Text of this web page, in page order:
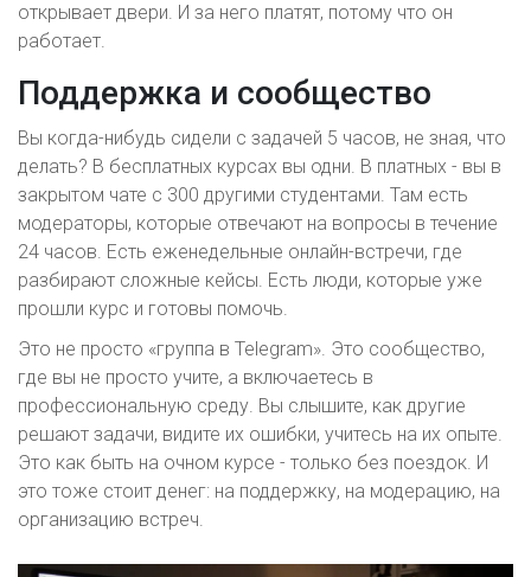
открывает двери. И за него платят, потому что он
работает.
Поддержка и сообщество
Вы когда-нибудь сидели с задачей 5 часов, не зная, что
делать? В бесплатных курсах вы одни. В платных - вы в
закрытом чате с 300 другими студентами. Там есть
модераторы, которые отвечают на вопросы в течение
24 часов. Есть еженедельные онлайн-встречи, где
разбирают сложные кейсы. Есть люди, которые уже
прошли курс и готовы помочь.
Это не просто «группа в Telegram». Это сообщество,
где вы не просто учите, а включаетесь в
профессиональную среду. Вы слышите, как другие
решают задачи, видите их ошибки, учитесь на их опыте.
Это как быть на очном курсе - только без поездок. И
это тоже стоит денег: на поддержку, на модерацию, на
организацию встреч.